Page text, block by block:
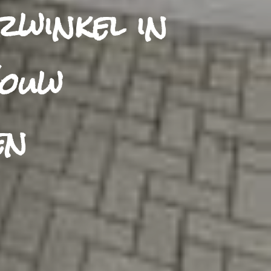
in